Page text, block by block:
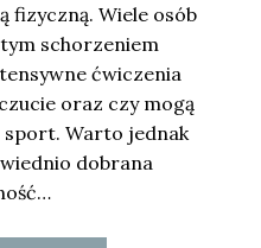
fizyczną. Wiele osób
schorzeniem
ćwiczenia
oraz czy mogą
Warto jednak
dobrana